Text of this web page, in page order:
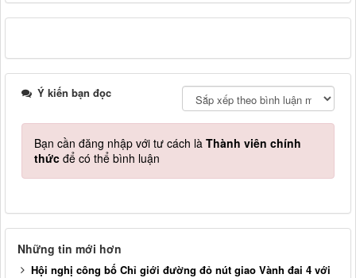
Ý kiến bạn đọc
Bạn cần đăng nhập với tư cách là Thành viên chính
thức để có thể bình luận
Những tin mới hơn
Hội nghị công bố Chỉ giới đường đỏ nút giao Vành đai 4 với